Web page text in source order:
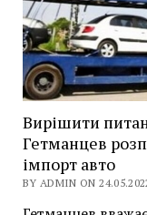
Вирішити
Гетманцев
імпорт авто
BY ADMIN ON